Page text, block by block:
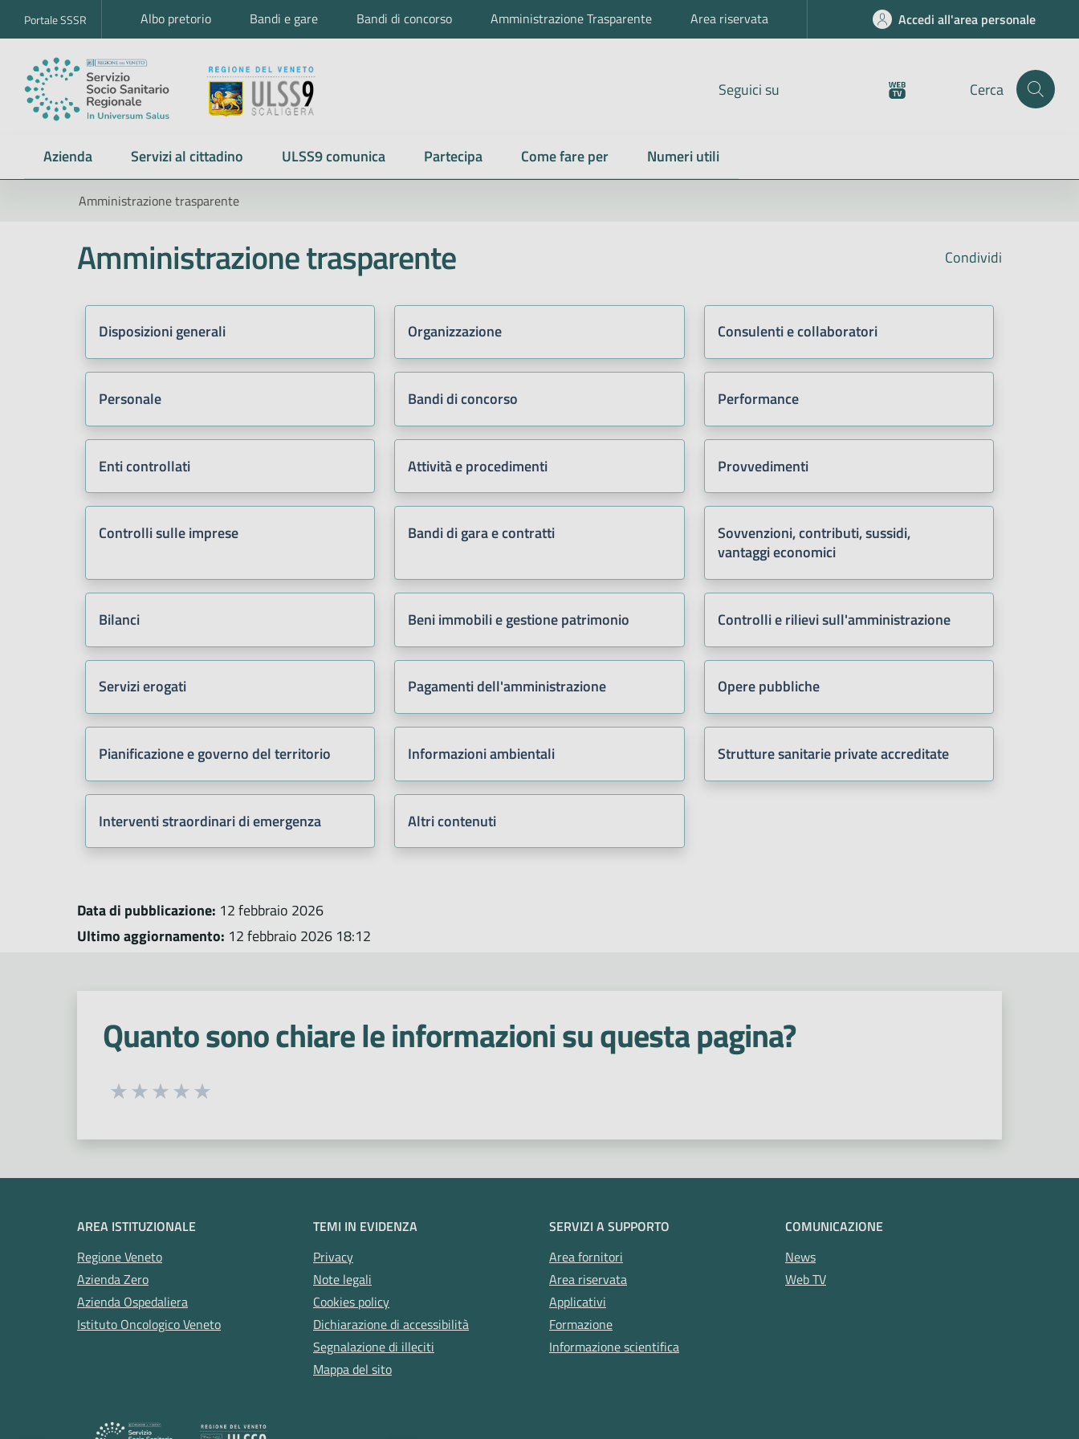
Portale SSSR Albo pretorio Bandi e gare Bandi di concorso Amministrazione Trasparente Area riservata Accedi all'area personale
Seguici su Cerca
Azienda Servizi al cittadino ULSS9 comunica Partecipa Come fare per Numeri utili
Amministrazione trasparente
Condividi
Amministrazione trasparente
Disposizioni generali Organizzazione Consulenti e collaboratori
Personale Bandi di concorso Performance
Enti controllati Attività e procedimenti Provvedimenti
Controlli sulle imprese Bandi di gara e contratti
Sovvenzioni, contributi, sussidi,
vantaggi economici
Bilanci Beni immobili e gestione patrimonio Controlli e rilievi sull'amministrazione
Servizi erogati Pagamenti dell'amministrazione Opere pubbliche
Pianificazione e governo del territorio Informazioni ambientali Strutture sanitarie private accreditate
Interventi straordinari di emergenza Altri contenuti
Data di pubblicazione: 12 febbraio 2026
Ultimo aggiornamento: 12 febbraio 2026 18:12
Quanto sono chiare le informazioni su questa pagina?
Seleziona una valutazione da 1 a 5 stelle
AREA ISTITUZIONALE
Regione Veneto
Azienda Zero
Azienda Ospedaliera
Istituto Oncologico Veneto
TEMI IN EVIDENZA
Privacy
Note legali
Cookies policy
Dichiarazione di accessibilità
Segnalazione di illeciti
Mappa del sito
SERVIZI A SUPPORTO
Area fornitori
Area riservata
Applicativi
Formazione
Informazione scientifica
COMUNICAZIONE
News
Web TV